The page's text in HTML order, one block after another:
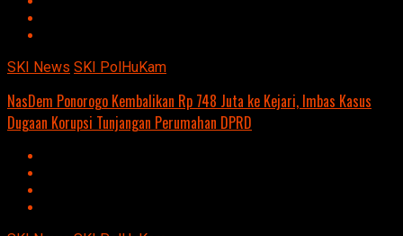
SKI News SKI PolHuKam
NasDem Ponorogo Kembalikan Rp 748 Juta ke Kejari, Imbas Kasus
Dugaan Korupsi Tunjangan Perumahan DPRD